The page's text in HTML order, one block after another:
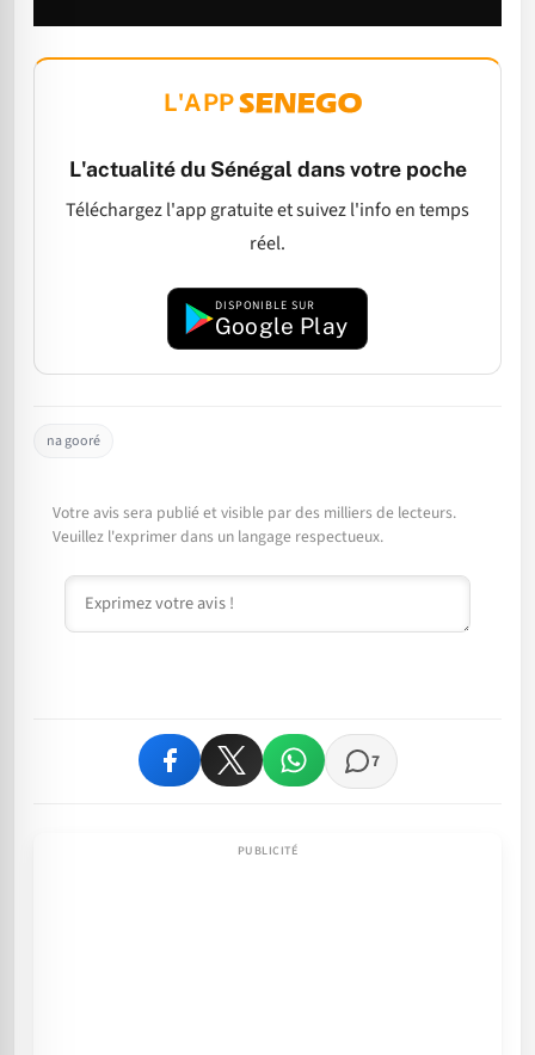
L'APP
L'actualité du Sénégal dans votre poche
Téléchargez l'app gratuite et suivez l'info en temps
réel.
DISPONIBLE SUR
Google Play
na gooré
Votre avis sera publié et visible par des milliers de lecteurs.
Veuillez l'exprimer dans un langage respectueux.
Commentaire
7